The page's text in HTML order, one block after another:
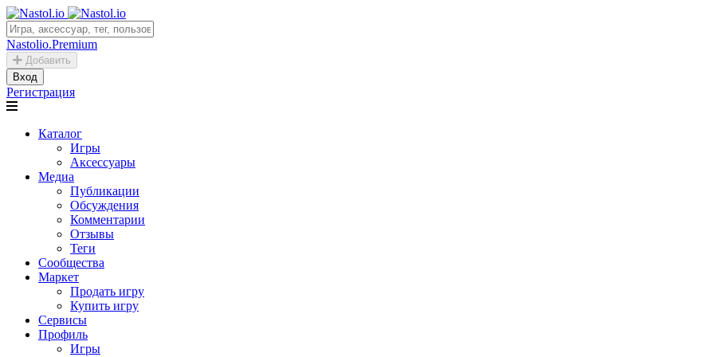
Nastolio.Premium
Добавить
Вход
Регистрация
Каталог
Игры
Аксессуары
Медиа
Публикации
Обсуждения
Комментарии
Отзывы
Теги
Сообщества
Маркет
Продать игру
Купить игру
Сервисы
Профиль
Игры